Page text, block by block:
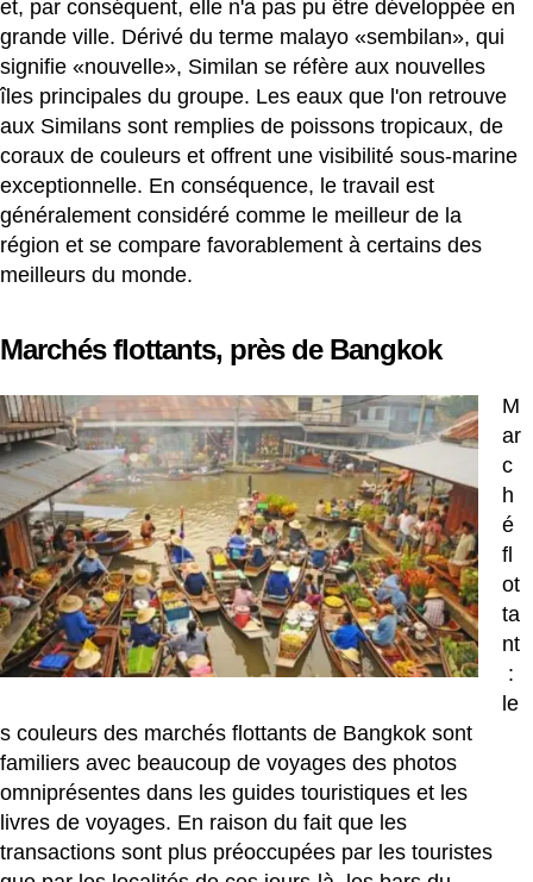
et, par conséquent, elle n'a pas pu être développée en
grande ville. Dérivé du terme malayo «sembilan», qui
signifie «nouvelle», Similan se réfère aux nouvelles
îles principales du groupe. Les eaux que l'on retrouve
aux Similans sont remplies de poissons tropicaux, de
coraux de couleurs et offrent une visibilité sous-marine
exceptionnelle. En conséquence, le travail est
généralement considéré comme le meilleur de la
région et se compare favorablement à certains des
meilleurs du monde.
Marchés flottants, près de Bangkok
M
ar
c
h
é
fl
ot
ta
nt
:
le
s couleurs des marchés flottants de Bangkok sont
familiers avec beaucoup de voyages des photos
omniprésentes dans les guides touristiques et les
livres de voyages. En raison du fait que les
transactions sont plus préoccupées par les touristes